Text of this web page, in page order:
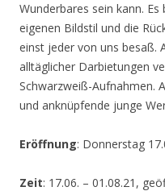
Wunderbares sein kann.
eigenen Bildstil und die
einst jeder von uns besaß.
alltäglicher Darbietungen
Schwarzweiß-Aufnahmen.
und anknüpfende junge
Eröffnung: Donnerstag
Zeit: 17.06. – 01.08.21,